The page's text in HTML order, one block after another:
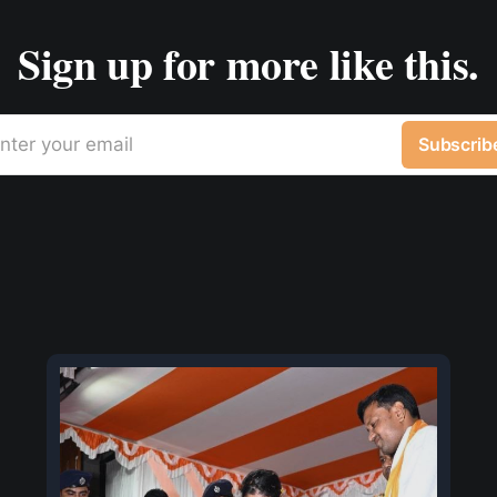
Sign up for more like this.
your email